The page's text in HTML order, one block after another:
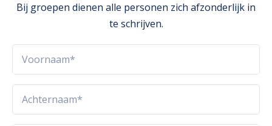
Bij groepen dienen alle personen zich afzonderlijk in
te schrijven.